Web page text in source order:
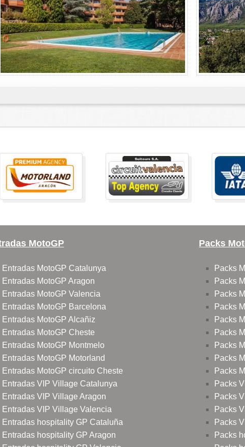
MotoGP
Entradas MotoGP Catalunya
Entradas MotoGP Aragon
Entradas MotoGP Valencia
Entradas MotoGP Barcelona
Entradas MotoGP Alcañiz
Entradas MotoGP Cheste
Entradas MotoGP Montmelo
Entradas MotoGP Motorland
Entradas MotoGP circuito Cheste
Entradas VIP Village Catalunya
Entradas VIP Village Aragon
Entradas VIP Village Valencia
Entradas hospitality GP Cataluña
Entradas hospitality GP Aragon
Packs
Packs
Packs
Packs
Packs
Packs
Packs
Packs
Packs
Packs
Packs
Packs
Packs
Packs
Packs